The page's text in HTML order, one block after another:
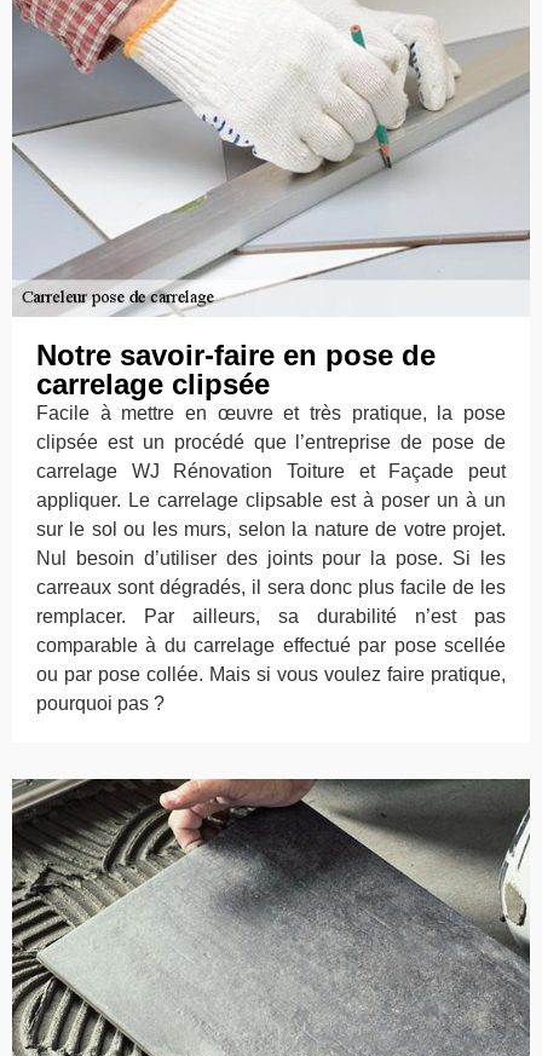
Notre savoir-faire en pose de
carrelage clipsée
Facile à mettre en œuvre et très pratique, la pose
clipsée est un procédé que l’entreprise de pose de
carrelage WJ Rénovation Toiture et Façade peut
appliquer. Le carrelage clipsable est à poser un à un
sur le sol ou les murs, selon la nature de votre projet.
Nul besoin d’utiliser des joints pour la pose. Si les
carreaux sont dégradés, il sera donc plus facile de les
remplacer. Par ailleurs, sa durabilité n’est pas
comparable à du carrelage effectué par pose scellée
ou par pose collée. Mais si vous voulez faire pratique,
pourquoi pas ?